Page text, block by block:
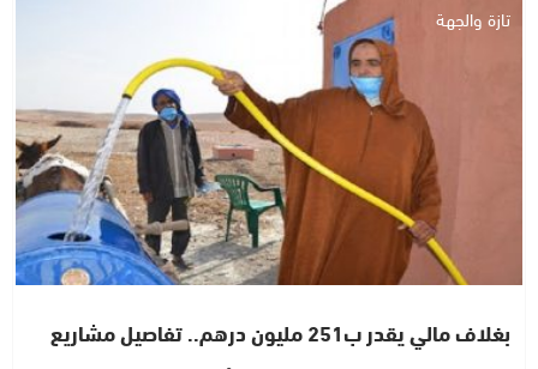
تازة والجهة
بغلاف مالي يقدر ب251 مليون درهم.. تفاصيل مشاريع